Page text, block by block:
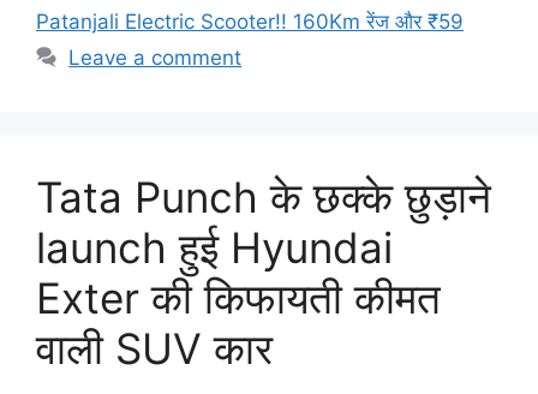
Patanjali Electric Scooter!! 160Km रेंज और ₹59
Leave a comment
Tata Punch के छक्के छुड़ाने
launch हुई Hyundai
Exter की किफायती कीमत
वाली SUV कार